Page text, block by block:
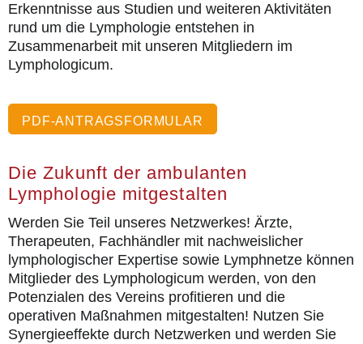
Erkenntnisse aus Studien und weiteren Aktivitäten
rund um die Lymphologie entstehen in
Zusammenarbeit mit unseren Mitgliedern im
Lymphologicum.
PDF-ANTRAGSFORMULAR
Die Zukunft der ambulanten
Lymphologie mitgestalten
Werden Sie Teil unseres Netzwerkes! Ärzte,
Therapeuten, Fachhändler mit nachweislicher
lymphologischer Expertise sowie Lymphnetze können
Mitglieder des Lymphologicum werden, von den
Potenzialen des Vereins profitieren und die
operativen Maßnahmen mitgestalten! Nutzen Sie
Synergieeffekte durch Netzwerken und werden Sie